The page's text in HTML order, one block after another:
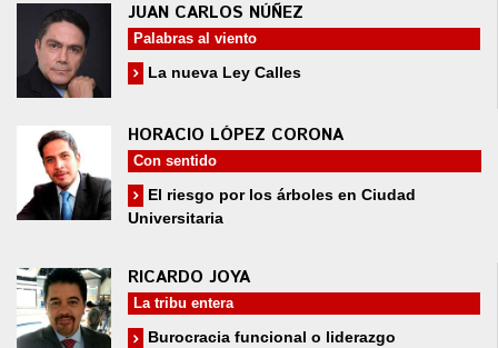
JUAN CARLOS NÚÑEZ
Palabras al viento
La nueva Ley Calles
HORACIO LÓPEZ CORONA
Con sentido
El riesgo por los árboles en Ciudad
Universitaria
RICARDO JOYA
La tribu entera
Burocracia funcional o liderazgo